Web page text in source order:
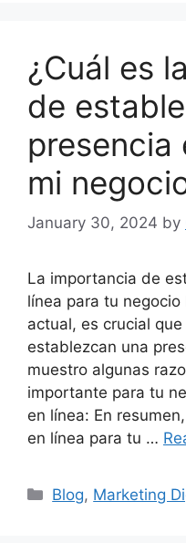
¿Cuál es
de
presencia
mi
January 30, 2024 by
La importancia de
línea para tu
actual, es crucial
establezcan una
muestro algunas
importante para tu
en línea: En
en línea para tu …
Categories
Blog, Marketing